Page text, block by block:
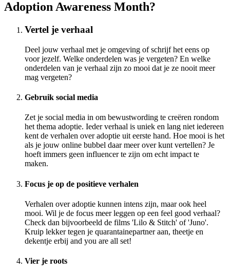
Adoption Awareness Month?
Vertel je verhaal
Deel jouw verhaal met je omgeving of schrijf het eens op
voor jezelf. Welke onderdelen was je vergeten? En welke
onderdelen van je verhaal zijn zo mooi dat je ze nooit meer
mag vergeten?
Gebruik social media
Zet je social media in om bewustwording te creëren rondom
het thema adoptie. Ieder verhaal is uniek en lang niet iedereen
kent de verhalen over adoptie uit eerste hand. Hoe mooi is het
als je jouw online bubbel daar meer over kunt vertellen? Je
hoeft immers geen influencer te zijn om echt impact te
maken.
Focus je op de positieve verhalen
Verhalen over adoptie kunnen intens zijn, maar ook heel
mooi. Wil je de focus meer leggen op een feel good verhaal?
Check dan bijvoorbeeld de films 'Lilo & Stitch' of 'Juno'.
Kruip lekker tegen je quarantainepartner aan, theetje en
dekentje erbij and you are all set!
Vier je roots